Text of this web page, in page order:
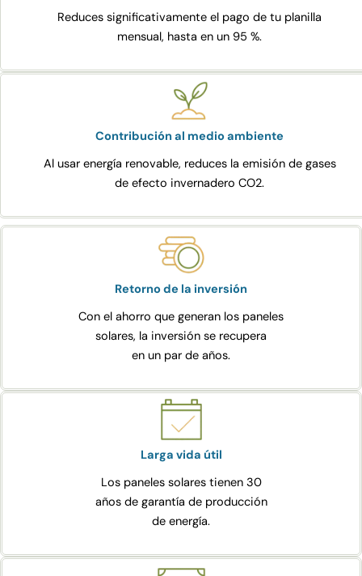
Reduces significativamente el pago de tu planilla
mensual, hasta en un 95 %.
Contribución al medio ambiente
Al usar energía renovable, reduces la emisión de gases
de efecto invernadero CO2.
Retorno de la inversión
Con el ahorro que generan los paneles
solares, la inversión se recupera
en un par de años.
Larga vida útil
Los paneles solares tienen 30
años de garantía de producción
de energía.